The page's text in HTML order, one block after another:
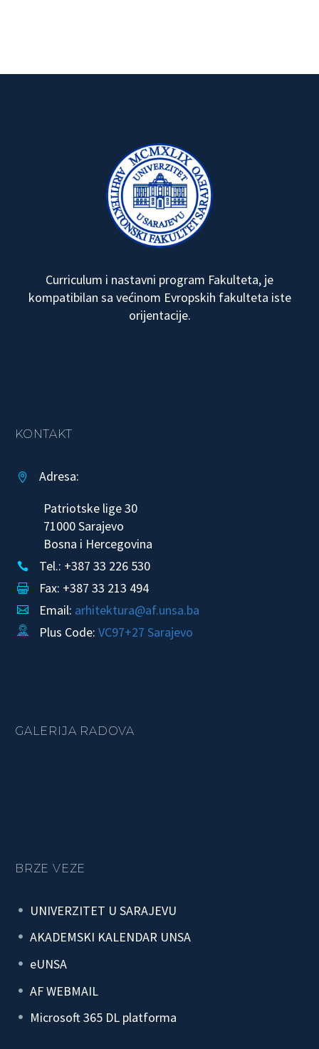
Curriculum i nastavni program Fakulteta, je
kompatibilan sa većinom Evropskih fakulteta iste
orijentacije.
KONTAKT


Adresa:
Patriotske lige 30
71000 Sarajevo
Bosna i Hercegovina

 Tel.: +387 33 226 530

 Fax: +387 33 213 494

 Email: arhitektura@af.unsa.ba

 Plus Code: VC97+27 Sarajevo
GALERIJA RADOVA
BRZE VEZE
UNIVERZITET U SARAJEVU
AKADEMSKI KALENDAR UNSA
eUNSA
AF WEBMAIL
Microsoft 365 DL platforma